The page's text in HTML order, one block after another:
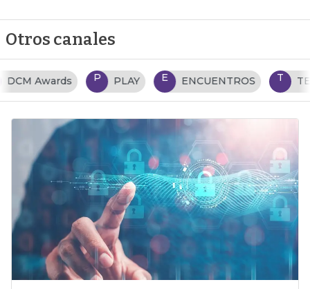
Otros canales
P PLAY E ENCUENTROS T TENDENCIAS TI